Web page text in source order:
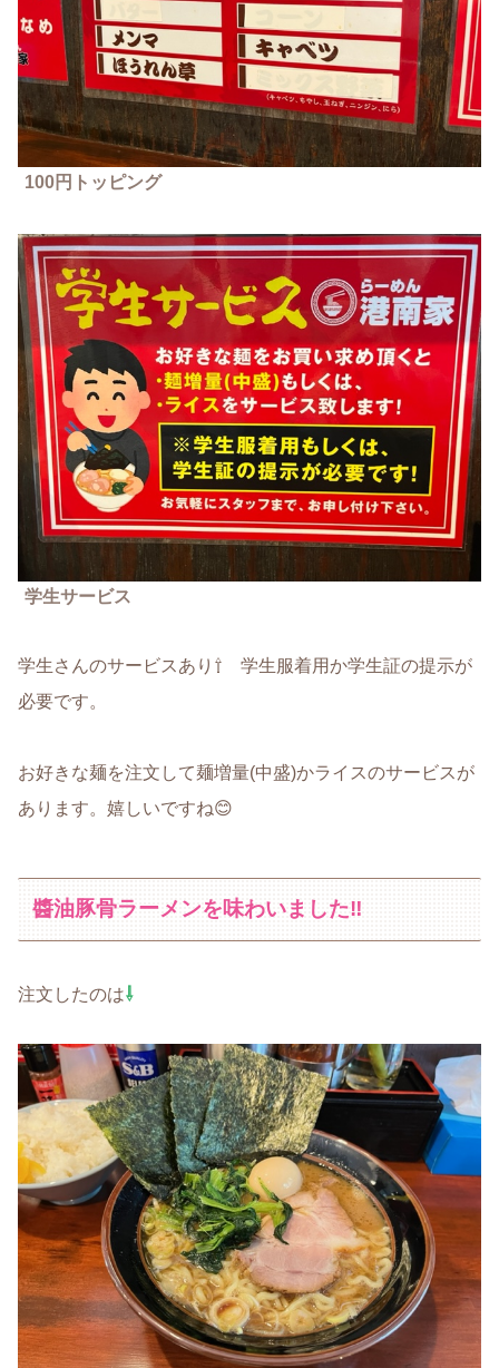
100円トッピング
学生サービス
学生さんのサービスあり⇧ 学生服着用か学生証の提示が
必要です。
お好きな麺を注文して麺増量(中盛)かライスのサービスが
あります。嬉しいですね😊
醬油豚骨ラーメンを味わいました‼
注文したのは⇩